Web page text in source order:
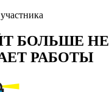
БОЛЬШЕ НЕ
РАБОТЫ